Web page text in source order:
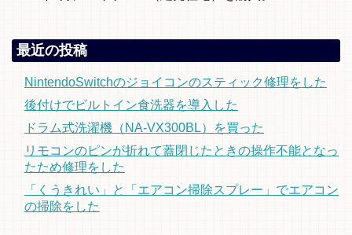
最近の投稿
NintendoSwitchのジョイコンのスティック修理をした
後付けでビルトイン食洗器を導入した
ドラム式洗濯機（NA-VX300BL）を買った
リモコンのピンが折れて蓋閉じたときの操作不能となっ
たため修理をした
「くうきれい」と「エアコン掃除スプレー」でエアコン
の掃除をした